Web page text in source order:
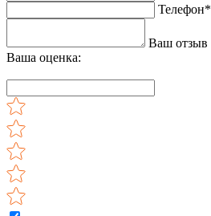
Телефон*
Ваш отзыв
Ваша оценка: